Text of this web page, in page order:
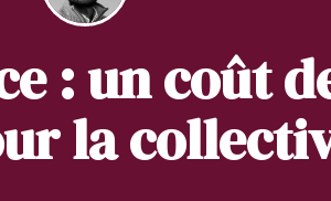
: un coût
la